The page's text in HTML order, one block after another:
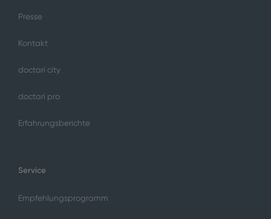
Presse
Kontakt
doctari city
doctari pro
Erfahrungsberichte
Service
Empfehlungsprogramm